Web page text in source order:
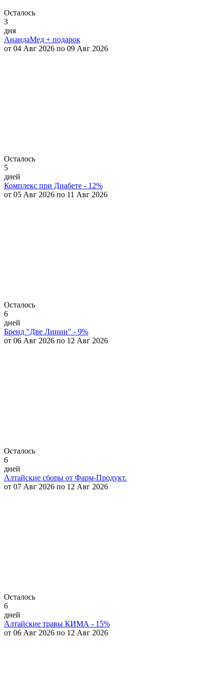
Осталось
3
дня
АнандаМед + подарок
от 04 Авг 2026 по 09 Авг 2026
Осталось
5
дней
Комплекс при Диабете - 12%
от 05 Авг 2026 по 11 Авг 2026
Осталось
6
дней
Бренд "Две Линии" - 9%
от 06 Авг 2026 по 12 Авг 2026
Осталось
6
дней
Алтайские сборы от Фарм-Продукт.
от 07 Авг 2026 по 12 Авг 2026
Осталось
6
дней
Алтайские травы КИМА - 15%
от 06 Авг 2026 по 12 Авг 2026